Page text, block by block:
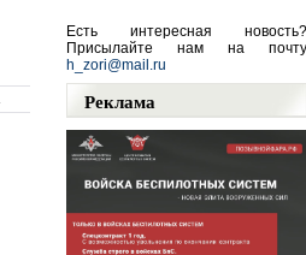
Есть интересная новость?
Присылайте нам на почту
h_zori@mail.ru
Реклама